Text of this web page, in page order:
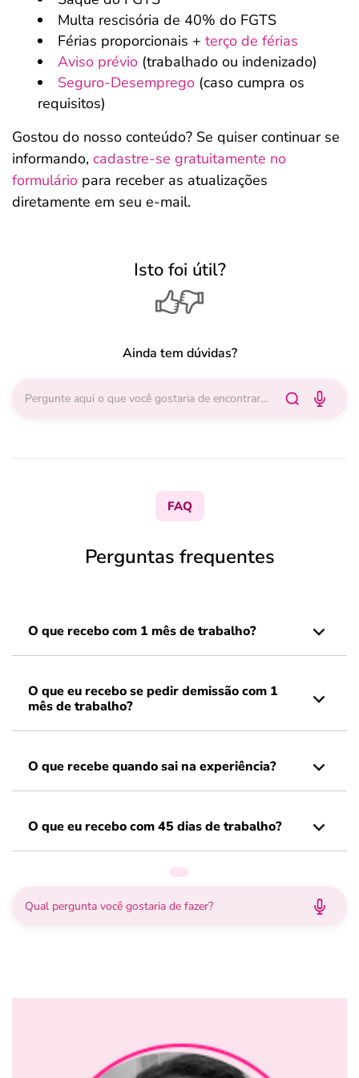
Multa rescisória de 40% do FGTS
Férias proporcionais + terço de férias
Aviso prévio (trabalhado ou indenizado)
Seguro-Desemprego (caso cumpra os
requisitos)
Gostou do nosso conteúdo? Se quiser continuar se
informando, cadastre-se gratuitamente no
formulário para receber as atualizações
diretamente em seu e-mail.
Isto foi útil?
Ainda tem dúvidas?
FAQ
Perguntas frequentes
O que recebo com 1 mês de trabalho?
O que eu recebo se pedir demissão com 1
mês de trabalho?
O que recebe quando sai na experiência?
O que eu recebo com 45 dias de trabalho?